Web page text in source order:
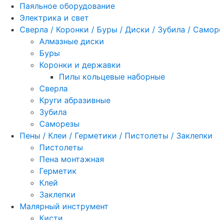
Паяльное оборудование
Электрика и свет
Сверла / Коронки / Буры / Диски / Зубила /
Алмазные диски
Буры
Коронки и державки
Пилы кольцевые наборные
Сверла
Круги абразивные
Зубила
Саморезы
Пены / Клеи / Герметики / Пистолеты / Заклепки
Пистолеты
Пена монтажная
Герметик
Клей
Заклепки
Малярный инструмент
Кисти